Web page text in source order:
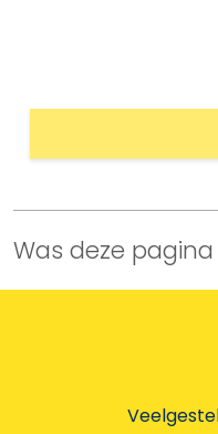
Was deze